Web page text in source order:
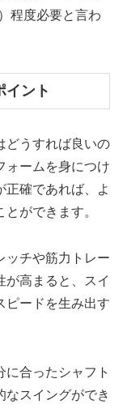
程度必要と言わ
イント
どうすれば良いの
ォームを身につけ
正確であれば、よ
ができます。
ッチや筋力トレー
が高まると、スイ
ピードを生み出す
に合ったシャフト
なスイングができ